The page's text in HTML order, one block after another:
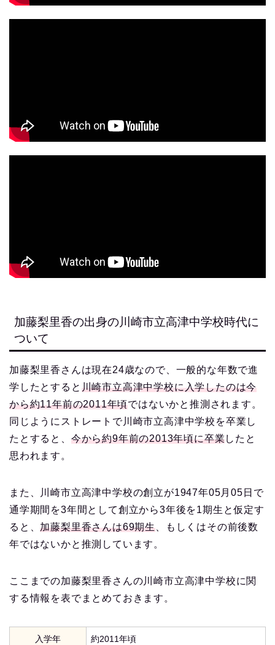
加藤梨里香の出身の川崎市立高津中学校時代に
ついて
加藤梨里香さんは現在24歳なので、一般的な年数で進
学したとすると 川崎市立高津中学校に入学したのは今
から約11年前の2011年頃ではないかと推測されます。
同じようにストレートで川崎市立高津中学校を卒業し
たとすると、 今から約9年前の2013年頃に卒業したと
思われます。
また、川崎市立高津中学校の創立が1947年05月05日で
通学期間を3年間として創立から3年後を1期生と仮定す
ると、加藤梨里香さんは69期生、もしくはその前後数
年ではないかと推測しています。
ここまでの加藤梨里香さんの川崎市立高津中学校に関
する情報を表でまとめておきます。
入学年 約2011年頃